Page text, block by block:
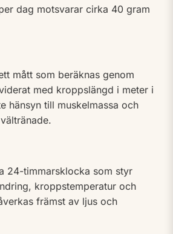
dag motsvarar cirka 40 gram
mått som beräknas genom
med kroppslängd i meter i
hänsyn till muskelmassa och
24-timmarsklocka som styr
kroppstemperatur och
främst av ljus och